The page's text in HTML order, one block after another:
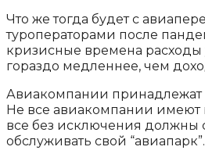
Что же тогда будет с
туроператорами после
кризисные времена
гораздо медленнее, чем
Авиакомпании принадлежат
Не все авиакомпании имеют
все без исключения должны
обслуживать свой “авиапарк”.